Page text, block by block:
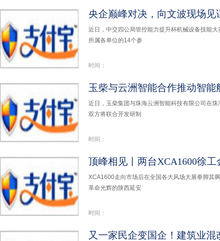
央企巅峰对决，向文波现场见
近日，中交四公局管控能力提升杯机械设备技能
所属各单位的14个参
时间：
玉柴与云洲智能合作推动智能
近日，玉柴集团与珠海云洲智能科技有限公司在
双方将联合开发研制
时间：
顶峰相见丨两台XCA1600徐
XCA1600走向市场后在全国各大风场大展拳脚其
革命光辉的陕西延安
时间：
又一家民企变国企！建筑业混